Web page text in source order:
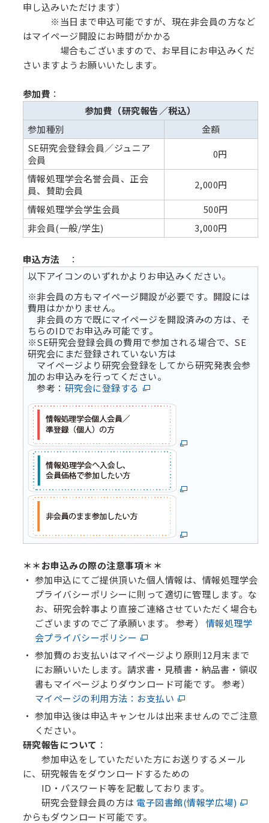
申し込みいただけます）
※当日まで申込可能ですが、現在非会員の方など
はマイページ開設にお時間がかかる
場合もございますので、お早目にお申込みくだ
さいますようお願いいたします。
参加費 ：
参加費（研究報告／税込）
参加種別
金額
SE研究会登録会員／ジュニア
会員
0円
情報処理学会名誉会員、正会
員、賛助会員
2,000円
情報処理学会学生会員
500円
非会員(一般/学生)
3,000円
申込方法 ：
以下アイコンのいずれかよりお申込みください。
※非会員の方もマイページ開設が必要です。開設には
費用はかかりません。
非会員の方で既にマイページを開設済みの方は、そ
ちらのIDでお申込み可能です。
※SE研究会登録会員の費用で参加される場合で、SE
研究会にまだ登録されていない方は
マイページより研究会登録をしてから研究発表会参
加のお申込みを行ってください。
参考： 研究会に登録する
＊＊お申込みの際の注意事項＊＊
参加申込にてご提供頂いた個人情報は、情報処理学会
プライバシーポリシーに則って適切に管理します。な
お、研究会幹事より直接ご連絡させていただく場合も
ございますのでご了承願います。 参考） 情報処理学
会プライバシーポリシー
参加費のお支払いはマイページより原則12月末まで
にお願いいたします。請求書・見積書・納品書・領収
書もマイページよりダウンロード可能です。 参考）
マイページの利用方法：お支払い
参加申込後は申込キャンセルは出来ませんのでご注意
ください。
研究報告について ：
参加申込をしていただいた方にお送りするメール
に、研究報告をダウンロードするための
ID・パスワード等を記載しております。
研究会登録会員の方は 電子図書館(情報学広場)
からもダウンロード可能です。